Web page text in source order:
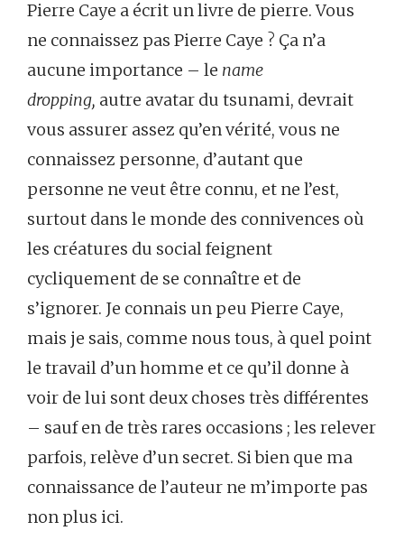
Pierre Caye a écrit un livre de pierre. Vous
ne connaissez pas Pierre Caye ? Ça n’a
aucune importance – le name
dropping, autre avatar du tsunami, devrait
vous assurer assez qu’en vérité, vous ne
connaissez personne, d’autant que
personne ne veut être connu, et ne l’est,
surtout dans le monde des connivences où
les créatures du social feignent
cycliquement de se connaître et de
s’ignorer. Je connais un peu Pierre Caye,
mais je sais, comme nous tous, à quel point
le travail d’un homme et ce qu’il donne à
voir de lui sont deux choses très différentes
– sauf en de très rares occasions ; les relever
parfois, relève d’un secret. Si bien que ma
connaissance de l’auteur ne m’importe pas
non plus ici.